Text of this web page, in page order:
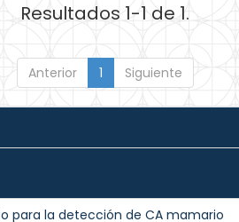
Resultados 1-1 de 1.
Anterior 1 Siguiente
para la detección de CA mamario